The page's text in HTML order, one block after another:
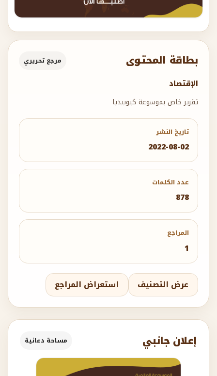
بطاقة المحتوى مرجع تحريري
الإقتصاد
تقرير خاص بموسوعة كيوبيديا
تاريخ النشر
2022-08-02
عدد الكلمات
878
المراجع
1
عرض التصنيف استعراض المراجع
إعلان جانبي مساحة دعائية